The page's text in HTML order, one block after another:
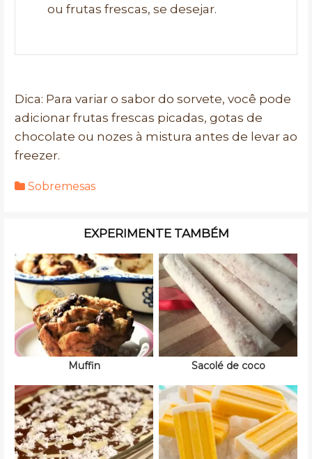
ou frutas frescas, se desejar.
Dica: Para variar o sabor do sorvete, você pode
adicionar frutas frescas picadas, gotas de
chocolate ou nozes à mistura antes de levar ao
freezer.
Sobremesas
EXPERIMENTE TAMBÉM
Muffin Sacolé de coco